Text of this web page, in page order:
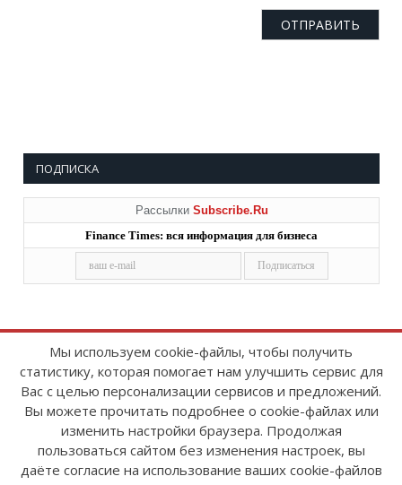
ПОДПИСКА
Рассылки Subscribe.Ru
Finance Times: вся информация для бизнеса
Copyright © 2008-2026FinanceTimes
Зарегистрировано в Роскомнадзоре
Свидетельство о регистрации СМИ:
серия Эл № ФС77-86300 от 10 ноября 2023 г
Мы используем cookie-файлы, чтобы получить
статистику, которая помогает нам улучшить сервис для
Вас с целью персонализации сервисов и предложений.
Вы можете прочитать подробнее о cookie-файлах или
изменить настройки браузера. Продолжая
пользоваться сайтом без изменения настроек, вы
даёте согласие на использование ваших cookie-файлов